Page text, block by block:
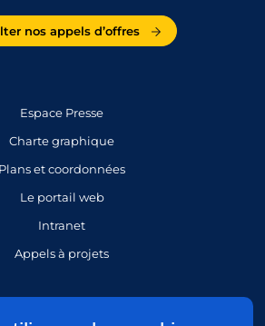
nos appels d’offres
Espace Presse
Charte graphique
Plans et coordonnées
Le portail web
Intranet
Appels à projets